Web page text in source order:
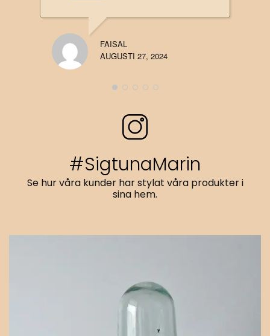
FAISAL
AUGUSTI 27, 2024
#SigtunaMarin
Se hur våra kunder har stylat våra produkter i
sina hem.